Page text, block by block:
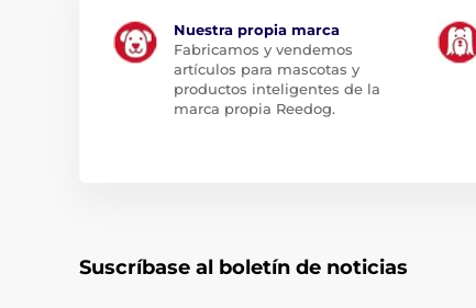
Nuestra propia marca
Fabricamos y vendemos
artículos para mascotas y
productos inteligentes de la
marca propia Reedog.
Suscríbase al boletín de noticias